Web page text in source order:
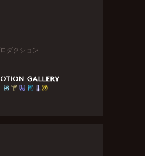
ダクション